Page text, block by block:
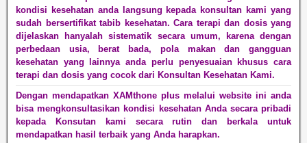
kondisi kesehatan anda langsung kepada konsultan kami yang
sudah bersertifikat tabib kesehatan. Cara terapi dan dosis yang
dijelaskan hanyalah sistematik secara umum, karena dengan
perbedaan usia, berat bada, pola makan dan gangguan
kesehatan yang lainnya anda perlu penyesuaian khusus cara
terapi dan dosis yang cocok dari Konsultan Kesehatan Kami.
Dengan mendapatkan XAMthone plus melalui website ini anda
bisa mengkonsultasikan kondisi kesehatan Anda secara pribadi
kepada Konsutan kami secara rutin dan berkala untuk
mendapatkan hasil terbaik yang Anda harapkan.